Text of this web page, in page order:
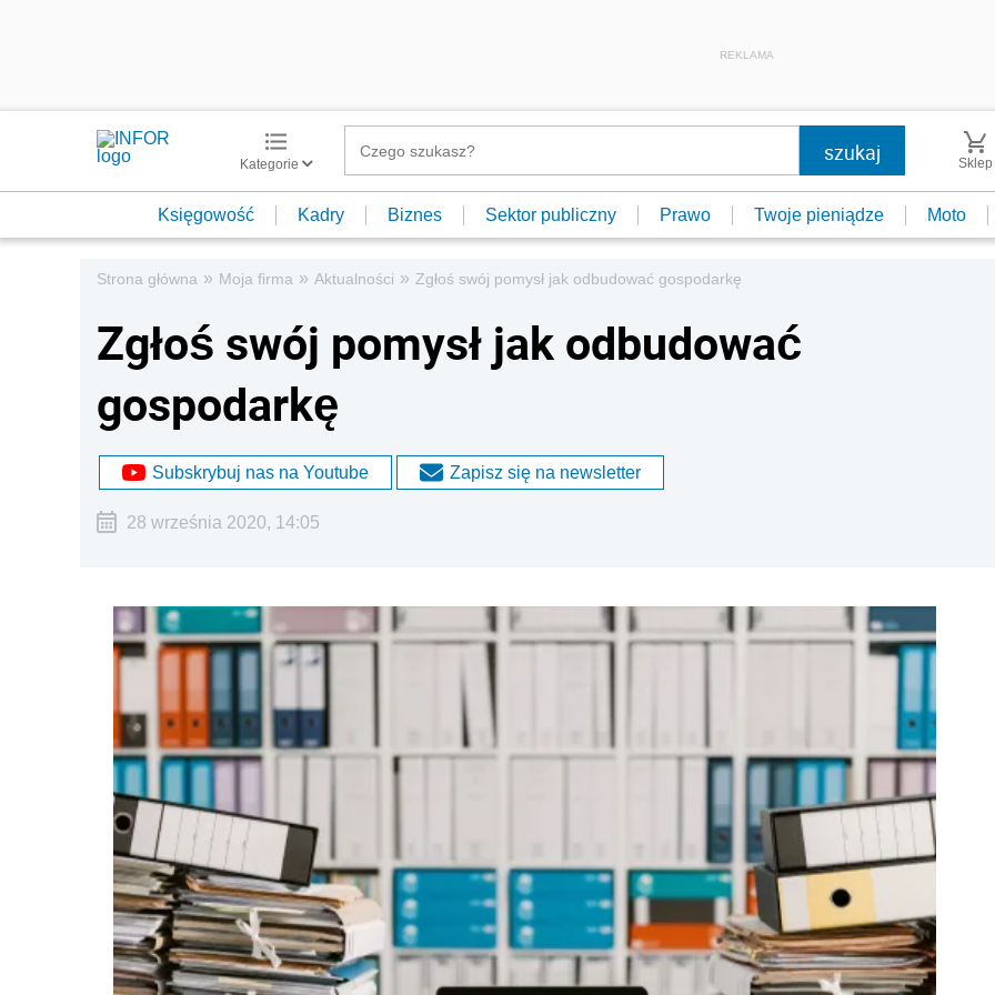
REKLAMA
Kategorie Sklep
Księgowość Kadry Biznes Sektor publiczny Prawo Twoje pieniądze Moto
Strona główna » Moja firma » Aktualności » Zgłoś swój pomysł jak odbudować gospodarkę
Zgłoś swój pomysł jak odbudować
gospodarkę
Subskrybuj nas na Youtube Zapisz się na newsletter
28 września 2020, 14:05